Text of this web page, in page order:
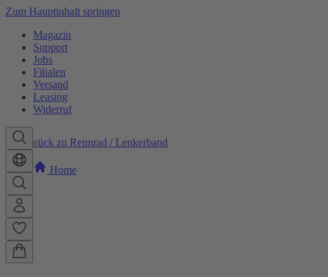
Zum Hauptinhalt springen
Magazin
Support
Jobs
Filialen
Versand
Leasing
Widerruf
Zurück zu Rennrad / Lenkerband
Home